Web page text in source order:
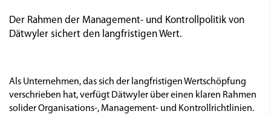
Der Rahmen der Management- und Kontrollpolitik von
Dätwyler sichert den langfristigen Wert.
Als Unternehmen, das sich der langfristigen Wertschöpfung
verschrieben hat, verfügt Dätwyler über einen klaren Rahmen
solider Organisations-, Management- und Kontrollrichtlinien.